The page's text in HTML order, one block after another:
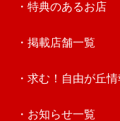
・特典のあるお店
・掲載店舗一覧
・求む！自由が丘
・お知らせ一覧